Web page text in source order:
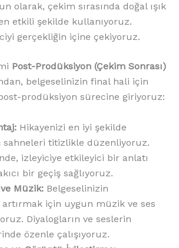
olarak, çekim sırasında doğal ışık
etkili şekilde kullanıyoruz.
gerçekliğin içine çekiyoruz.
Post-Prodüksiyon (Çekim Sonrası)
belgeselinizin final hali için
prodüksiyon sürecine giriyoruz:
Hikayenizi en iyi şekilde
sahneleri titizlikle düzenliyoruz.
izleyiciye etkileyici bir anlatı
bir geçiş sağlıyoruz.
ve Müzik: Belgeselinizin
için uygun müzik ve ses
Diyalogların ve seslerin
özenle çalışıyoruz.